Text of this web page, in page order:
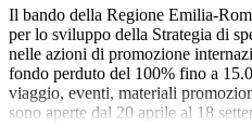
Il bando della Regione Emilia-
per lo sviluppo della Strategia di
nelle azioni di promozione
fondo perduto del 100% fino a
viaggio, eventi, materiali
sono aperte dal 20 aprile al 18